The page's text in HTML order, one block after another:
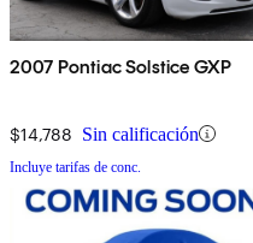
2007 Pontiac Solstice GXP
$14,788 Sin calificación
Incluye tarifas de conc.